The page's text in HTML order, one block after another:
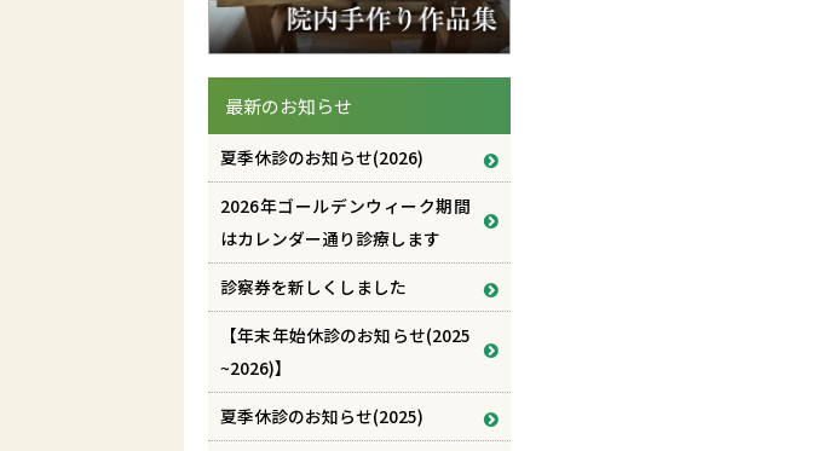
最新のお知らせ
夏季休診のお知らせ(2026)
2026年ゴールデンウィーク期間
はカレンダー通り診療します
診察券を新しくしました
【年末年始休診のお知らせ(2025
~2026)】
夏季休診のお知らせ(2025)